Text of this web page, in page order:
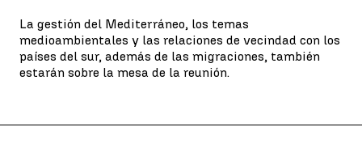
La gestión del Mediterráneo, los temas
medioambientales y las relaciones de vecindad con los
países del sur, además de las migraciones, también
estarán sobre la mesa de la reunión.